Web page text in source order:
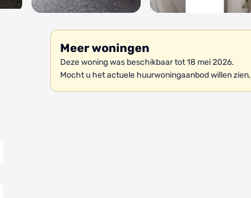
Meer woningen
Deze woning was beschikbaar tot 18 mei 2026.
Mocht u het actuele huurwoningaanbod willen zien,